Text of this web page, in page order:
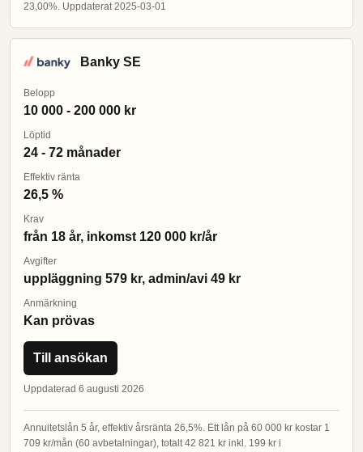
23,00%. Uppdaterat 2025-03-01
Banky SE
Belopp
10 000 - 200 000 kr
Löptid
24 - 72 månader
Effektiv ränta
26,5 %
Krav
från 18 år, inkomst 120 000 kr/år
Avgifter
uppläggning 579 kr, admin/avi 49 kr
Anmärkning
Kan prövas
Till ansökan
Uppdaterad 6 augusti 2026
Annuitetslån 5 år, effektiv årsränta 26,5%. Ett lån på 60 000 kr kostar 1
709 kr/mån (60 avbetalningar), totalt 42 821 kr inkl. 199 kr i